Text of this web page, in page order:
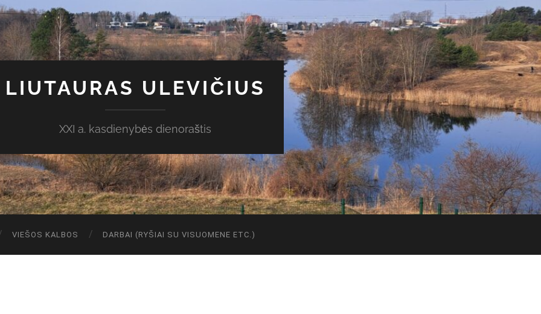
LIUTAURAS ULEVIČIUS
XXI a. kasdienybės dienoraštis
VIEŠOS KALBOS DARBAI (RYŠIAI SU VISUOMENE ETC.)